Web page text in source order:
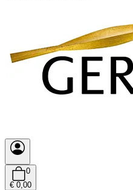
0
€ 0,00